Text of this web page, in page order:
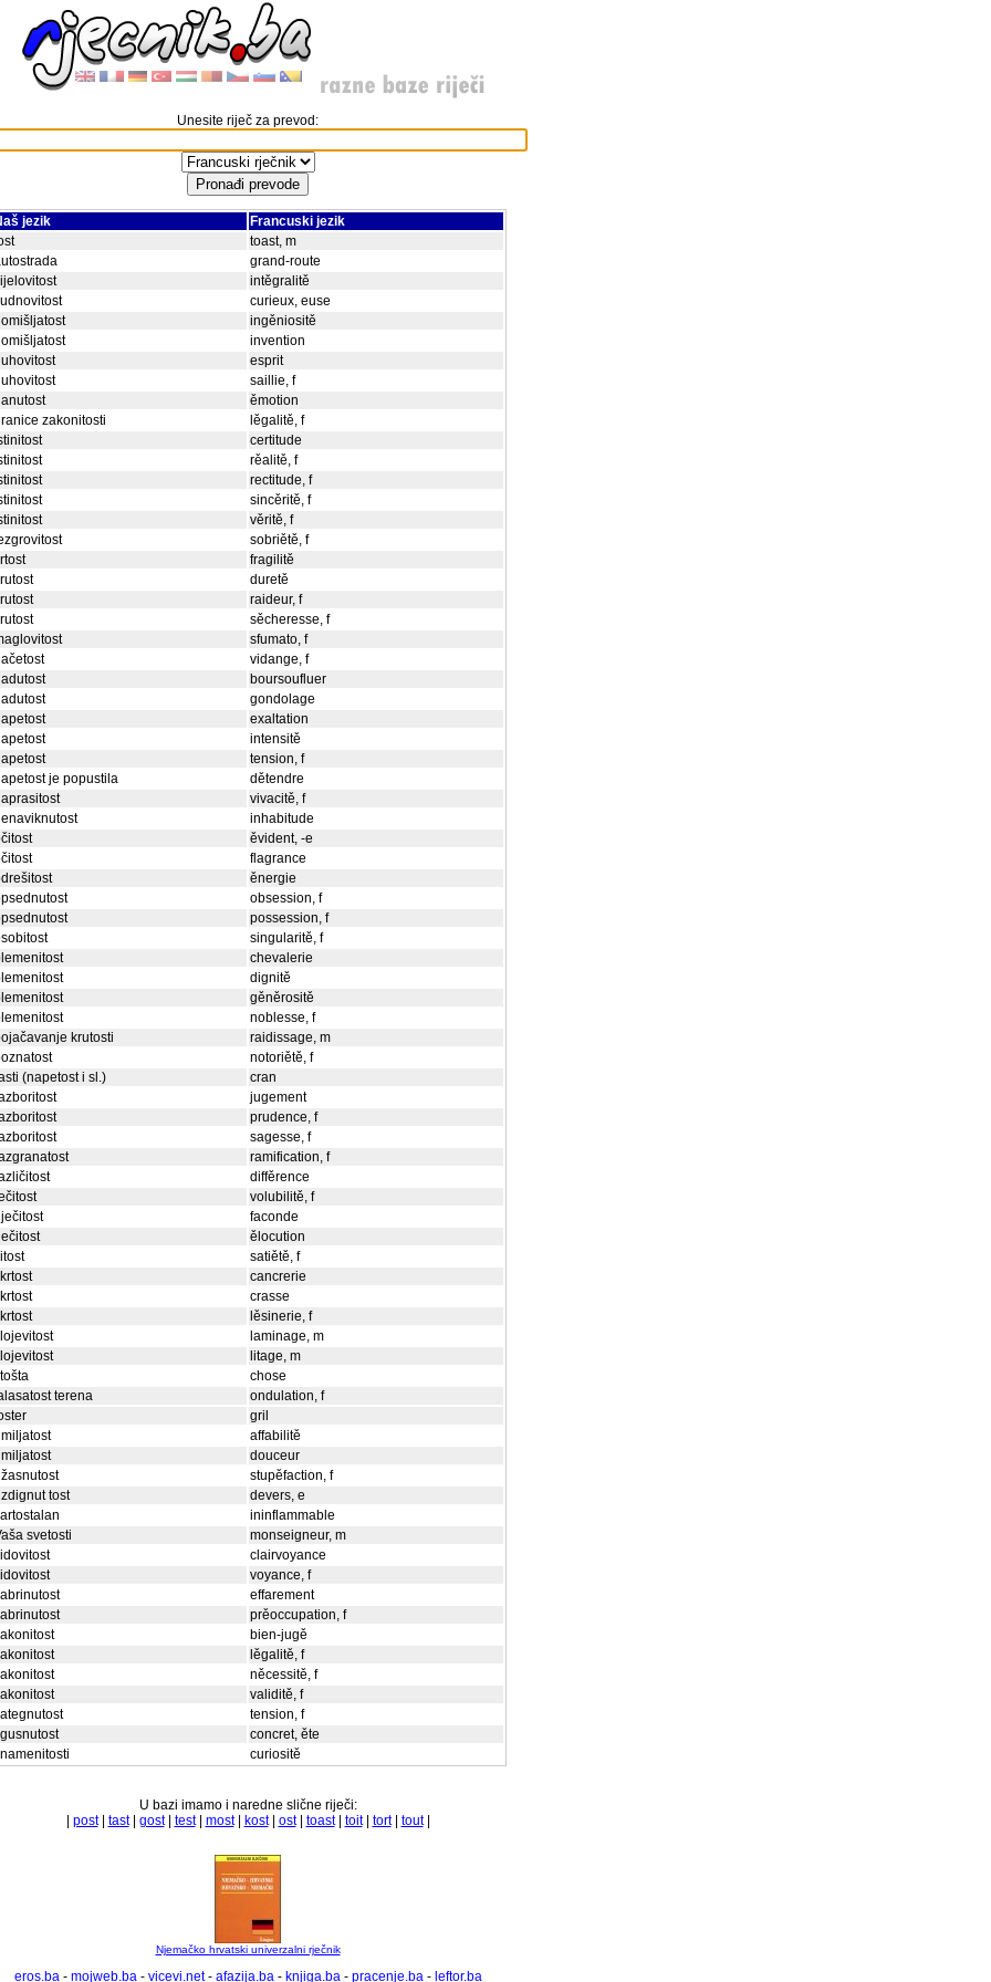
Unesite riječ za prevod:
jezik
Francuski jezik
toast, m
grand-route
intěgralitě
curieux, euse
ingěniositě
invention
esprit
saillie, f
ěmotion
zakonitosti
lěgalitě, f
certitude
rěalitě, f
rectitude, f
sincěritě, f
věritě, f
sobriětě, f
fragilitě
duretě
raideur, f
sěcheresse, f
sfumato, f
vidange, f
boursoufluer
gondolage
exaltation
intensitě
tension, f
je popustila
dětendre
vivacitě, f
inhabitude
ěvident, -e
flagrance
ěnergie
obsession, f
possession, f
singularitě, f
chevalerie
dignitě
gěněrositě
noblesse, f
krutosti
raidissage, m
notoriětě, f
(napetost i sl.)
cran
jugement
prudence, f
sagesse, f
ramification, f
diffěrence
volubilitě, f
faconde
ělocution
satiětě, f
cancrerie
crasse
lěsinerie, f
laminage, m
litage, m
chose
terena
ondulation, f
gril
affabilitě
douceur
stupěfaction, f
tost
devers, e
ininflammable
svetosti
monseigneur, m
clairvoyance
voyance, f
effarement
prěoccupation, f
bien-jugě
lěgalitě, f
něcessitě, f
validitě, f
tension, f
concret, ěte
curiositě
U bazi imamo i naredne slične riječi:
post| tast| gost| test| most| kost| ost| toast| toit| tort| tout|
Njemačko hrvatski univerzalni rječnik
eros.ba- mojweb.ba- vicevi.net- afazija.ba- knjiga.ba- pracenje.ba- leftor.ba